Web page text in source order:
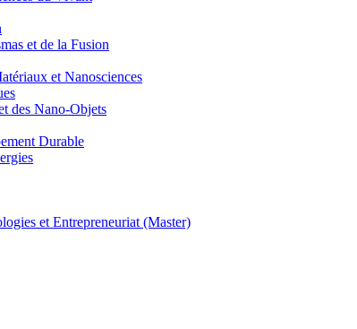
et de la Fusion
et Nanosciences
des Nano-Objets
Durable
et Entrepreneuriat (Master)